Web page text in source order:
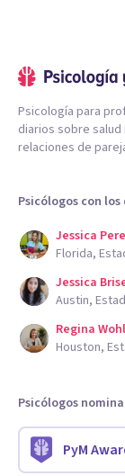
Psicología para
diarios sobre
relaciones de
Psicólogos con
Jessica
Florida,
Jessica
Austin,
Regina
Houston,
Psicólogos
PyM